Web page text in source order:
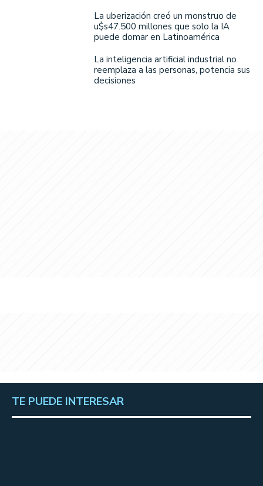
La uberización creó un monstruo de
u$s47.500 millones que solo la IA
puede domar en Latinoamérica
La inteligencia artificial industrial no
reemplaza a las personas, potencia sus
decisiones
TE PUEDE INTERESAR